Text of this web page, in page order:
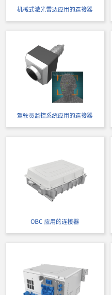
机械式激光雷达应用的连接器
驾驶员监控系统应用的连接器
OBC 应用的连接器